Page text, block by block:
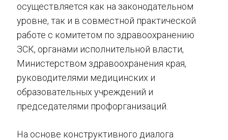
осуществляется как на законодательном
уровне, так и в совместной практической
работе с комитетом по здравоохранению
ЗСК, органами исполнительной власти,
Министерством здравоохранения края,
руководителями медицинских и
образовательных учреждений и
председателями профорганизаций.
На основе конструктивного диалога